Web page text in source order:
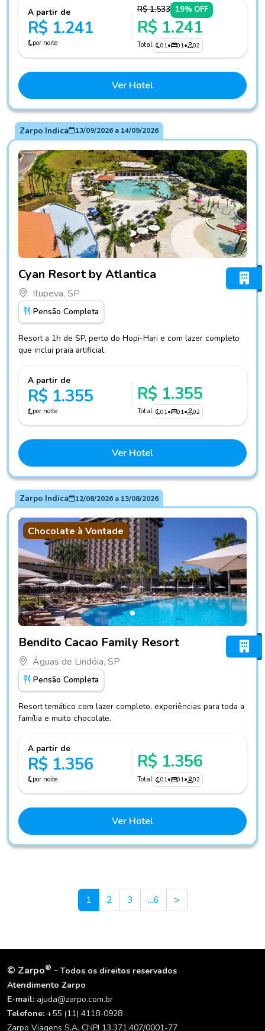
A partir de
R$ 1.241
por noite
R$ 1.533 19% OFF
R$ 1.241
Total 01• 01• 02
Ver Hotel
Zarpo Indica 13/09/2026a 14/09/2026
Cyan Resort by Atlantica
Itupeva, SP
Pensão Completa
Resort a 1h de SP, perto do Hopi-Hari e com lazer completo
que inclui praia artificial.
A partir de
R$ 1.355
por noite
R$ 1.355
Total 01• 01• 02
Ver Hotel
Zarpo Indica 12/08/2026a 13/08/2026
Chocolate à Vontade
Bendito Cacao Family Resort
Águas de Lindóia, SP
Pensão Completa
Resort temático com lazer completo, experiências para toda a
família e muito chocolate.
A partir de
R$ 1.356
por noite
R$ 1.356
Total 01• 01• 02
Ver Hotel
1 2 3 ...6 >Next
© Zarpo® - Todos os direitos reservados
Atendimento Zarpo
E-mail: ajuda@zarpo.com.br
Telefone: +55 (11) 4118-0928
Zarpo Viagens S.A. CNPJ 13.371.407/0001-77